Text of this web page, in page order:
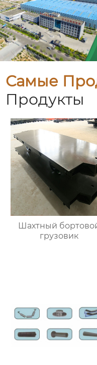
Самые
Продукты
Шахтный
грузовик